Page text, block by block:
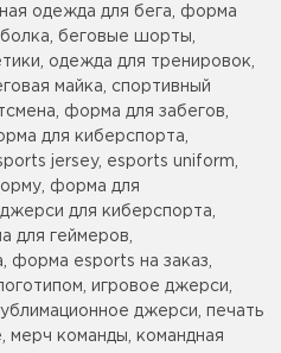
одежда для бега, форма
беговые шорты,
одежда для тренировок,
майка, спортивный
форма для забегов,
для киберспорта,
jersey, esports uniform,
форма для
для киберспорта,
для геймеров,
форма esports на заказ,
игровое джерси,
джерси, печать
мерч команды, командная